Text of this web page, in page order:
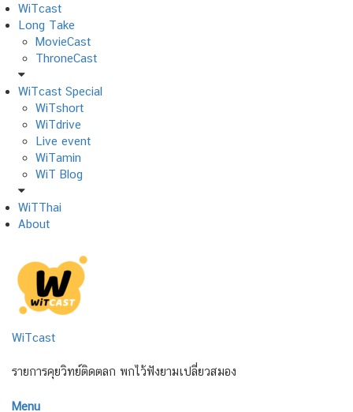
Skip
to
content
WiTcast
Long Take
MovieCast
ThroneCast
WiTcast Special
WiTshort
WiTdrive
Live event
WiTamin
WiT Blog
WiTThai
About
WiTcast
รายการคุยวิทย์ติดตลก พกไว้ฟังยามเปลี่ยวสมอง
Menu